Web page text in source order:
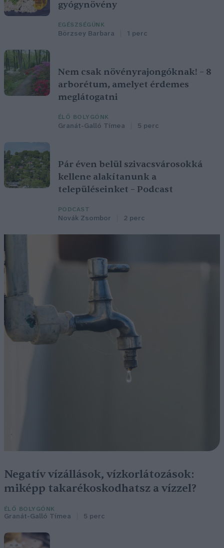
gyógynövény
EGÉSZSÉGÜNK
Börzsey Barbara 1 perc
Nem csak növényrajongóknak! – 8
arborétum, amelyet érdemes
meglátogatni
ÉLŐ BOLYGÓNK
Granát-Galló Tímea 5 perc
Pár éven belül szivacsvárosokká
kellene alakítanunk a
településeinket – Podcast
PODCAST
Novák Zsombor 2 perc
Negatív vízállások, vízkorlátozások:
miképp takarékoskodhatsz a vízzel?
ÉLŐ BOLYGÓNK
Granát-Galló Tímea 5 perc